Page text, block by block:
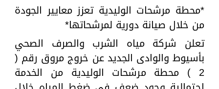
*محطة مرشحات الوليدية تعزز معايير الجودة
من خلال صيانة دورية لمرشحاتها*
تعلن شركة مياه الشرب والصرف الصحي
بأسيوط والوادى الجديد عن خروج مروق رقم (
2 ) محطة مرشحات الوليدية من الخدمة